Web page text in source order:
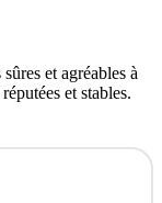
et agréables à
et stables.